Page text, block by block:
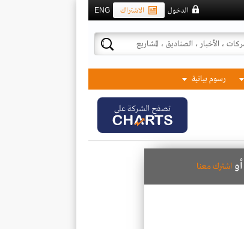
ENG الاشتراك الدخول
رسوم بيانية
تصفح الشركة على
أو اشترك معنا